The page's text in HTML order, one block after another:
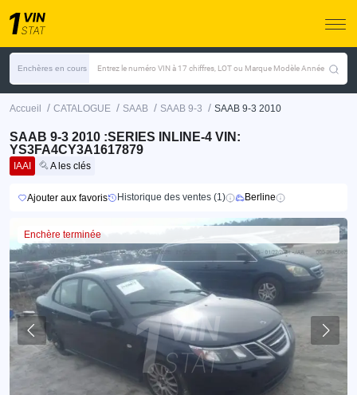
Enchères en cours Entrez le numéro VIN à 17 chiffres, LOT ou Marque Modèle Année
Accueil / CATALOGUE / SAAB / SAAB 9-3 / SAAB 9-3 2010
SAAB 9-3 2010 :SERIES INLINE-4 VIN:
YS3FA4CY3A1617879
IAAI A les clés
Ajouter aux favoris Historique des ventes (1) Berline
Enchère terminée